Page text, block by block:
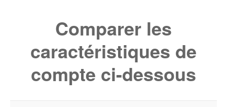
Comparer les
caractéristiques de
compte ci-dessous